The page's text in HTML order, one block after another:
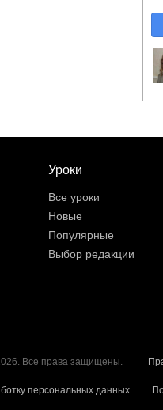
Уроки
Все уроки
Новые
Популярные
Выбор редакции
Все права защищены.
персональных данных